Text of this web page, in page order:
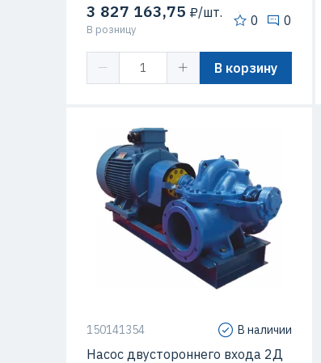
3 827 163,75 ₽/шт.
В розницу
0 0
В корзину
Мощность 160 кВт
Подача 2000 м3/час
Максимальный напор 21 м
Макс. Скорость вращения 1000 об/мин
150141354 В наличии
Насос двустороннего входа 2Д